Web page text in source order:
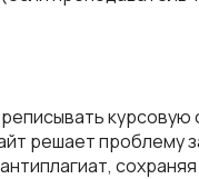
курсовую
решает проблему